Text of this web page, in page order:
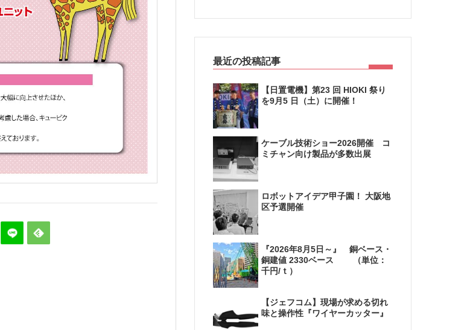
最近の投稿記事
【日置電機】第23 回 HIOKI 祭り
を9月5 日（土）に開催！
ケーブル技術ショー2026開催 コ
ミチャン向け製品が多数出展
ロボットアイデア甲子園！ 大阪地
区予選開催
『2026年8月5日～』 銅ベース・
銅建値 2330ベース （単位：
千円/ｔ）
【ジェフコム】現場が求める切れ
味と操作性『ワイヤーカッター』